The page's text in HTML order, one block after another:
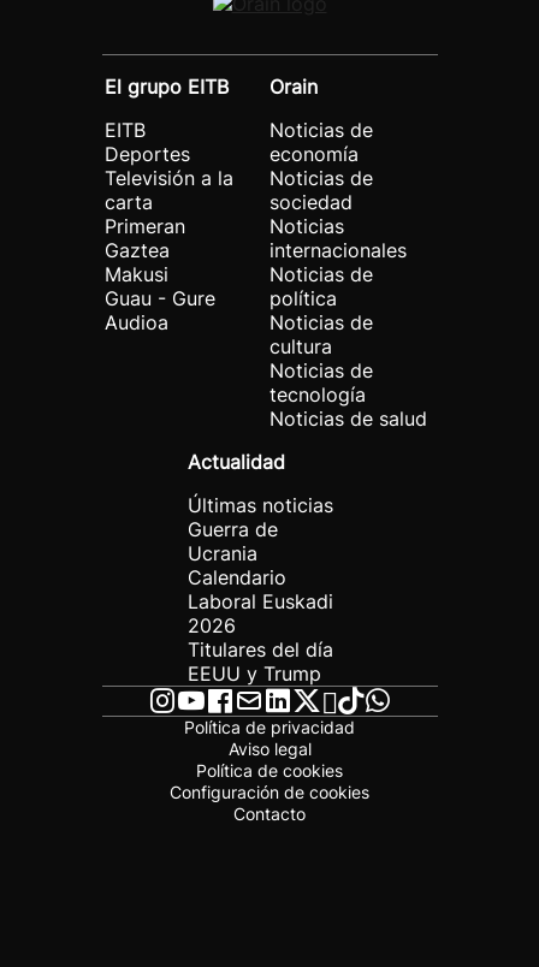
El grupo EITB
EITB
Deportes
Televisión a la
carta
Primeran
Gaztea
Makusi
Guau - Gure
Audioa
Orain
Noticias de
economía
Noticias de
sociedad
Noticias
internacionales
Noticias de
política
Noticias de
cultura
Noticias de
tecnología
Noticias de salud
Actualidad
Últimas noticias
Guerra de
Ucrania
Calendario
Laboral Euskadi
2026
Titulares del día
EEUU y Trump
Política de privacidad
Aviso legal
Política de cookies
Configuración de cookies
Contacto